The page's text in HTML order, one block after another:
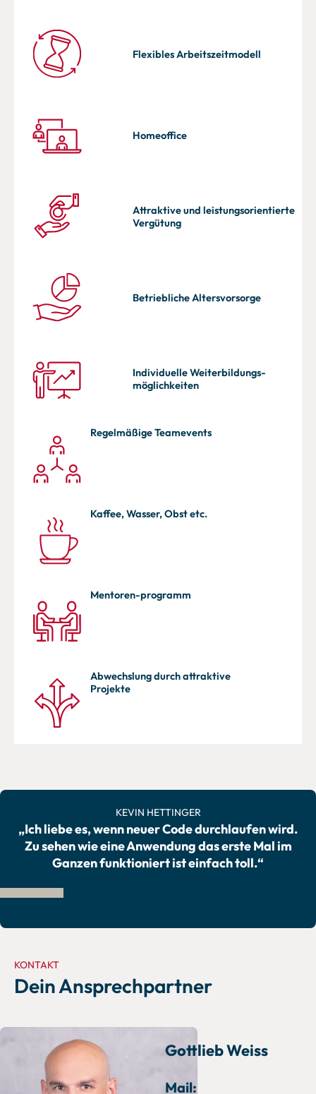
Flexibles Arbeitszeitmodell
Homeoffice
Attraktive und leistungsorientierte
Vergütung
Betriebliche Altersvorsorge
Individuelle Weiterbildungs-
möglichkeiten​
Regelmäßige Teamevents
Kaffee, Wasser, Obst etc.
Mentoren-programm
Abwechslung durch attraktive
Projekte​
KEVIN HETTINGER
„Ich liebe es, wenn neuer Code durchlaufen wird.
Zu sehen wie eine Anwendung das erste Mal im
Ganzen funktioniert ist einfach toll.“
KONTAKT
Dein Ansprechpartner
Gottlieb Weiss
Mail: